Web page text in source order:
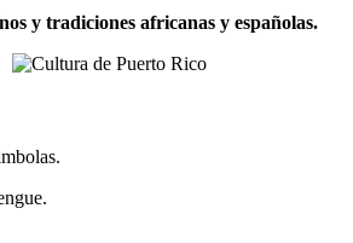
y tradiciones africanas y españolas.